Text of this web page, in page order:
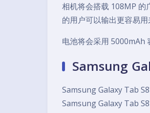
相机将会搭载 108MP 的
的用户可以输出更容易用
电池将会采用 5000mAh
Samsung
Samsung Galaxy Tab
Samsung Galaxy Tab